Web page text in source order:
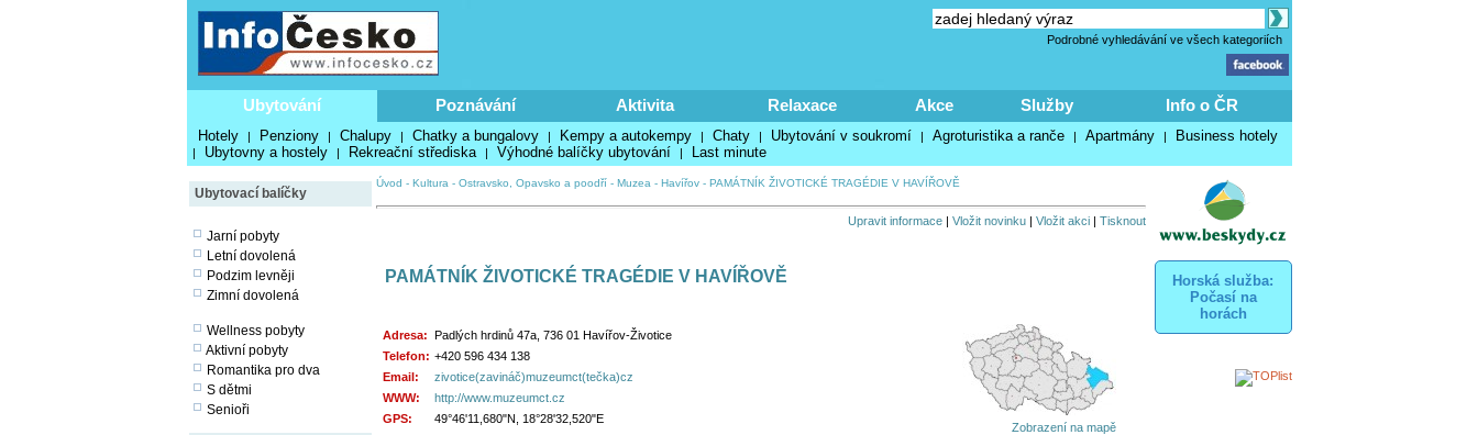
Podrobné vyhledávání ve všech kategoriích
Ubytování Poznávání Aktivita Relaxace Akce Služby Info o ČR
Hotely | Penziony | Chalupy | Chatky a bungalovy | Kempy a autokempy | Chaty | Ubytování v soukromí | Agroturistika a ranče | Apartmány | Business hotely
| Ubytovny a hostely | Rekreační střediska | Výhodné balíčky ubytování | Last minute
Ubytovací balíčky
Jarní pobyty
Letní dovolená
Podzim levněji
Zimní dovolená
Wellness pobyty
Aktivní pobyty
Romantika pro dva
S dětmi
Senioři
Úvod - Kultura - Ostravsko, Opavsko a poodří- Muzea - Havířov- PAMÁTNÍK ŽIVOTICKÉ TRAGÉDIE V HAVÍŘOVĚ
Upravit informace| Vložit novinku| Vložit akci| Tisknout
PAMÁTNÍK ŽIVOTICKÉ TRAGÉDIE V HAVÍŘOVĚ
Adresa: Padlých hrdinů 47a, 736 01 Havířov-Životice
Telefon: +420 596 434 138
Email:
zivotice(zavináč)muzeumct(tečka)cz
WWW:
http://www.muzeumct.cz
GPS:
49°46'11,680"N, 18°28'32,520"E
Zobrazení na mapě
Horská služba:
Počasí na
horách